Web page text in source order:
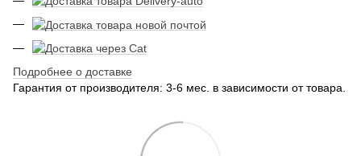
Подробнее о доставке
Гарантия от производителя: 3-6 мес. в зависимости от товара.